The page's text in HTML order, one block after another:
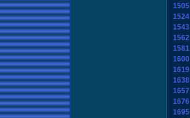
1505
1524
1543
1562
1581
1600
1619
1638
1657
1676
1695